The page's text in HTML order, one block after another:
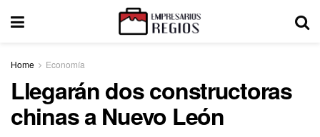
Home Economía
Llegarán dos constructoras
chinas a Nuevo León